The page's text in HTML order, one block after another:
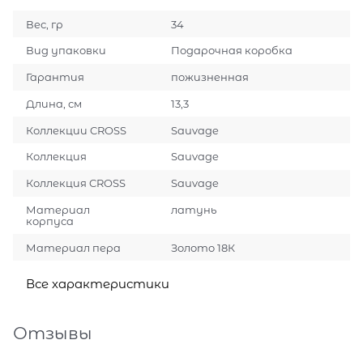
Вес, гр 34
Вид упаковки Подарочная коробка
Гарантия пожизненная
Длина, см 13,3
Коллекции CROSS Sauvage
Коллекция Sauvage
Коллекция CROSS Sauvage
Материал
корпуса
латунь
Материал пера Золото 18К
Все характеристики
Отзывы